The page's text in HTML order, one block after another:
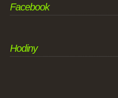
Facebook
Hodiny